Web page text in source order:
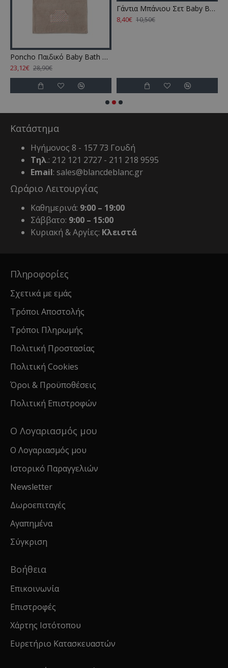
Poncho Παιδικό Baby Bath Rab Cotton Palamaiki (70x120) 1Τεμ
23,12€ 28,90€
Γάντια Μπάνιου Σετ Baby Bath BG100 Aqua Cotton Palamaiki (17x23) 2Τεμ
8,40€ 10,50€
Κατάστημα
Ηγήμονος 8 - 157 73 Γουδή
Τηλ.: 212 121 2727 - 211 218 9595
Email: sales@blancdeblanc.gr
Ωράριο Λειτουργίας
Καθημερινά: 9:00 – 19:00
Σάββατο: 9:00 – 15:00
Κυριακή & Αργίες: Κλειστά
Πληροφορίες
Σχετικά με εμάς
Τρόποι Αποστολής
Τρόποι Πληρωμής
Πολιτική Προστασίας
Πολιτική Cookies
Όροι & Προϋποθέσεις
Πολιτική Επιστροφών
Ο Λογαριασμός μου
Ο Λογαριασμός μου
Ιστορικό Παραγγελιών
Newsletter
Δωροεπιταγές
Αγαπημένα
Σύγκριση
Βοήθεια
Επικοινωνία
Επιστροφές
Χάρτης Ιστότοπου
Ευρετήριο Κατασκευαστών